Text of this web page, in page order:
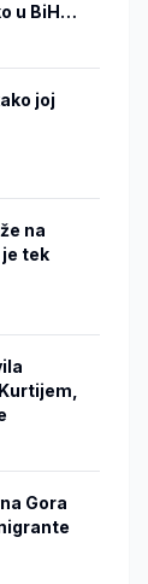
u BiH
joj
na
je tek
Gora